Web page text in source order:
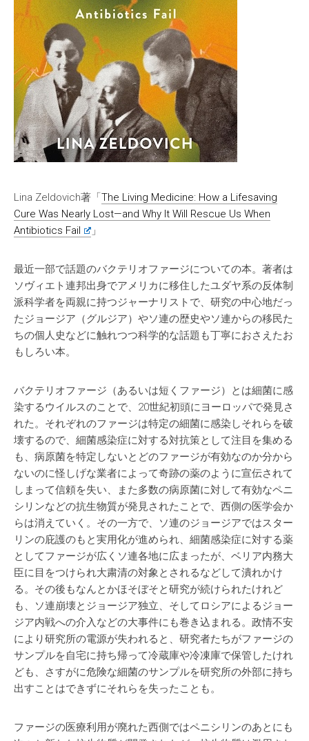
Lina Zeldovich著「The Living Medicine: How a Lifesaving
Cure Was Nearly Lost—and Why It Will Rescue Us When
Antibiotics Fail
」
最近一部で話題のバクテリオファージについての本。著者は
ソヴィエト連邦出身でアメリカに移住したユダヤ系の反体制
派科学者を両親に持つジャーナリストで、研究の中心地だっ
たジョージア（グルジア）やソ連の歴史やソ連からの移民た
ちの個人史などに触れつつ科学的な話題も丁寧におさえたお
もしろい本。
バクテリオファージ（あるいは短くファージ）とは細菌に感
染するウイルスのことで、20世紀初頭にヨーロッパで発見さ
れた。それぞれのファージは特定の細菌に感染しそれらを破
壊するので、細菌感染症に対する対抗策として注目を集める
も、病原菌を特定しないとどのファージが有効なのか分から
ないのに怪しげな業者によって奇跡の薬のように宣伝されて
しまって信頼を失い、また多数の病原菌に対して有効なペニ
シリンなどの抗生物質が発見されたことで、西側の医学会か
らは消えていく。その一方で、ソ連のジョージアではスター
リンの庇護のもと実用化が進められ、細菌感染症に対する薬
としてファージが広くソ連各地に広まったが、ベリア内務大
臣に目をつけられ大粛清の対象とされるなどして潰れかけ
る。その後もなんとかほそぼそと研究が続けられたけれど
も、ソ連崩壊とジョージア独立、そしてロシアによるジョー
ジア内戦への介入などの大事件にも巻き込まれる。政情不安
により研究所の電源が失われると、研究者たちがファージの
サンプルを自宅に持ち帰って冷蔵庫や冷凍庫で保管したけれ
ども、さすがに危険な細菌のサンプルを研究所の外部に持ち
出すことはできずにそれらを失ったことも。
ファージの医療利用が廃れた西側ではペニシリンのあとにも